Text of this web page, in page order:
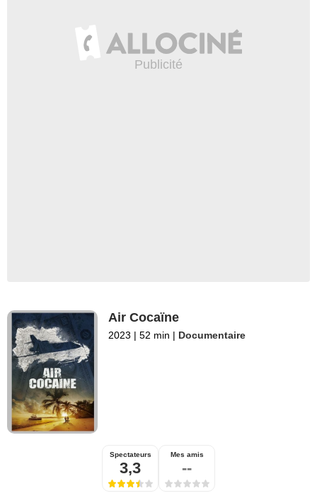
Air Cocaïne
2023 | 52 min | Documentaire
Spectateurs
3,3
Mes amis
--